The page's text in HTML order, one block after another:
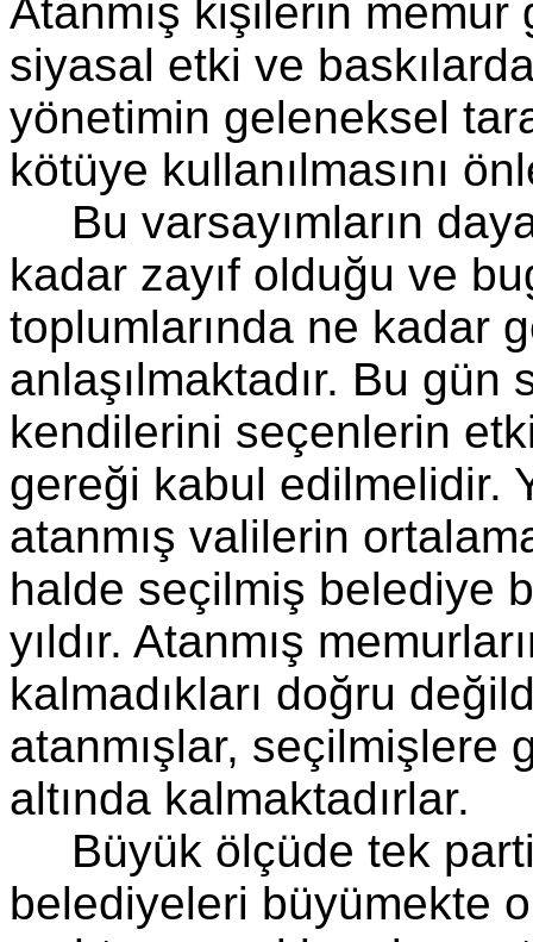
Atanmış kişilerin
siyasal etki ve
yönetimin geleneksel
kötüye kullanılmasını
Bu varsayımların
kadar zayıf olduğu ve
toplumlarında ne kadar
anlaşılmaktadır. Bu
kendilerini seçenlerin
gereği kabul edilmelidir.
atanmış valilerin
halde seçilmiş belediye
yıldır. Atanmış
kalmadıkları doğru
atanmışlar, seçilmişlere
altında kalmaktadırlar.
Büyük ölçüde tek
belediyeleri büyümekte